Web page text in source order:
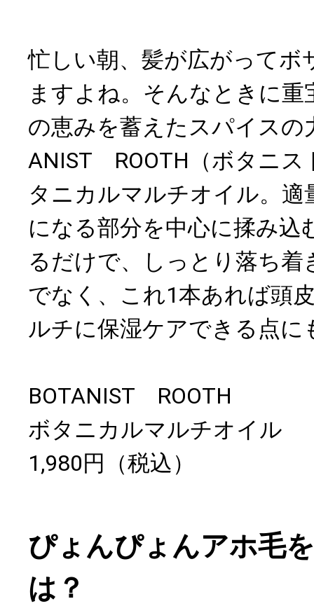
忙しい朝、髪が広がってボ
ますよね。そんなときに重
の恵みを蓄えたスパイスの
ANIST ROOTH（ボタニ
タニカルマルチオイル。適
になる部分を中心に揉み込
るだけで、しっとり落ち着
でなく、これ1本あれば頭
ルチに保湿ケアできる点に
BOTANIST ROOTH
ボタニカルマルチオイル
1,980円（税込）
ぴょんぴょんアホ毛
は？